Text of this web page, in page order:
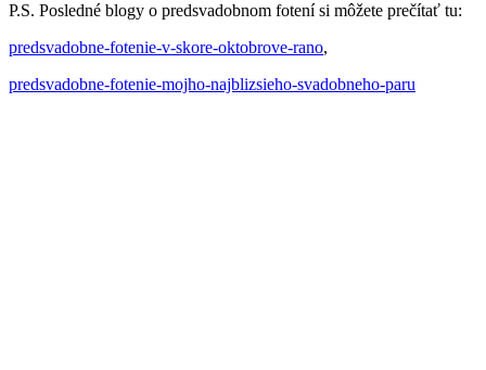
P.S. Posledné blogy o predsvadobnom fotení si môžete prečítať tu:
predsvadobne-fotenie-v-skore-oktobrove-rano,
predsvadobne-fotenie-mojho-najblizsieho-svadobneho-paru